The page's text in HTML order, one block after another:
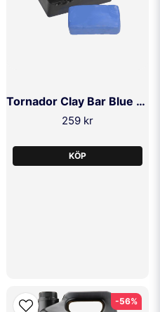
Tornador Clay Bar Blue (Normal)
259 kr
KÖP
-56%